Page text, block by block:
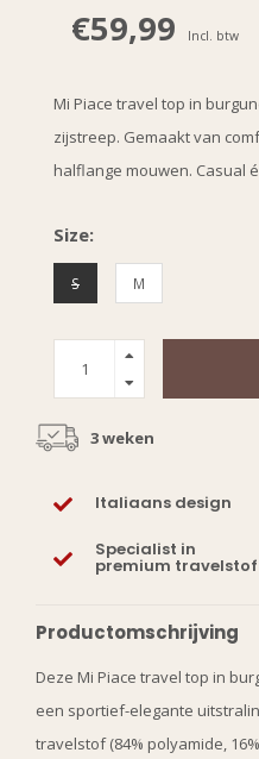
€59,99 Incl. btw
Mi Piace travel top in
zijstreep. Gemaakt van
halflange mouwen. Casual
Size:
S M
3 weken
Italiaans design
Specialist in
premium travelstof
Productomschrijving
Deze Mi Piace travel top in
een sportief-elegante
travelstof (84% polyamide,